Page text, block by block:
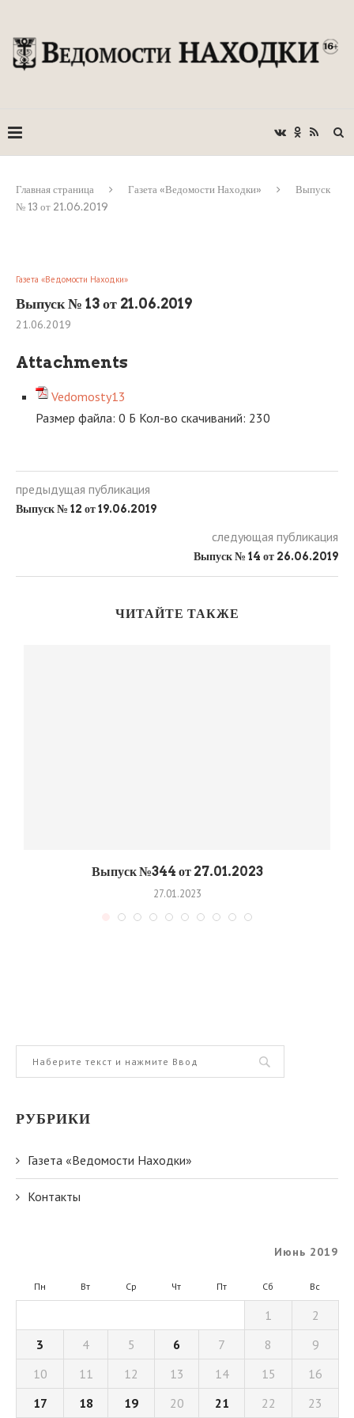
Главная страница Газета «Ведомости Находки»
Выпуск
№ 13 от 21.06.2019
Газета «Ведомости Находки»
Выпуск № 13 от 21.06.2019
21.06.2019
Attachments
Vedomosty13
Размер файла: 0 Б Кол-во скачиваний: 230
предыдущая публикация
Выпуск № 12 от 19.06.2019
следующая публикация
Выпуск № 14 от 26.06.2019
ЧИТАЙТЕ ТАКЖЕ
Выпуск №344 от 27.01.2023
27.01.2023
РУБРИКИ
Газета «Ведомости Находки»
Контакты
Июнь 2019
Пн Вт Ср Чт Пт Сб Вс
1
2
3
4 5 6 7 8
9
10
11 12 13 14 15
16
17
18 19 20 21 22 23